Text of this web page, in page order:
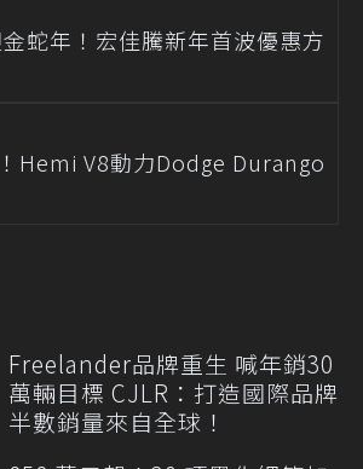
蛇年！宏佳騰新年首波優惠方
Hemi V8動力Dodge Durango
Freelander品牌重生 喊年銷30
萬輛目標 CJLR：打造國際品牌
半數銷量來自全球！